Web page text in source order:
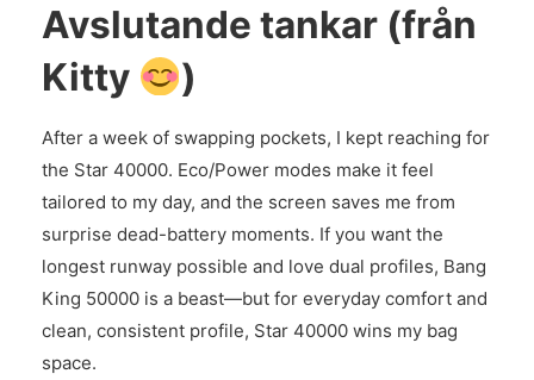
Avslutande tankar (från
Kitty
)
After a week of swapping pockets, I kept reaching for
the Star 40000. Eco/Power modes make it feel
tailored to my day, and the screen saves me from
surprise dead-battery moments. If you want the
longest runway possible and love dual profiles, Bang
King 50000 is a beast—but for everyday comfort and
clean, consistent profile, Star 40000 wins my bag
space.